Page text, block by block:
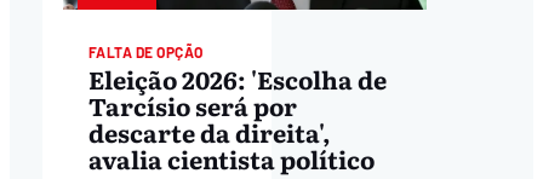
FALTA DE OPÇÃO
Eleição 2026: 'Escolha de
Tarcísio será por
descarte da direita',
avalia cientista político